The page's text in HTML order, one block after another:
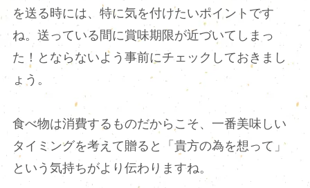
を送る時には、特に気を付けたいポイントです
ね。送っている間に賞味期限が近づいてしまっ
た！とならないよう事前にチェックしておきまし
ょう。
食べ物は消費するものだからこそ、一番美味しい
タイミングを考えて贈ると「貴方の為を想って」
という気持ちがより伝わりますね。